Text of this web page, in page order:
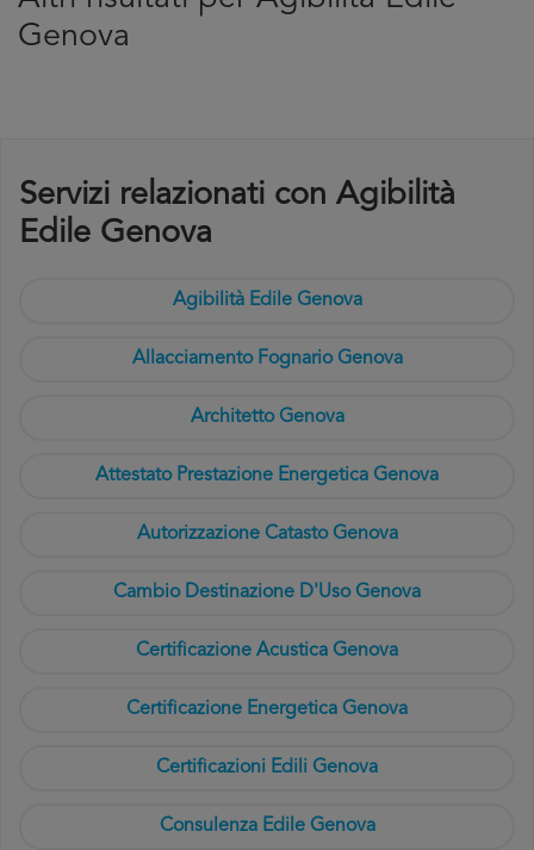
Genova
Servizi relazionati con Agibilità
Edile Genova
Agibilità Edile Genova
Allacciamento Fognario Genova
Architetto Genova
Attestato Prestazione Energetica Genova
Autorizzazione Catasto Genova
Cambio Destinazione D'Uso Genova
Certificazione Acustica Genova
Certificazione Energetica Genova
Certificazioni Edili Genova
Consulenza Edile Genova